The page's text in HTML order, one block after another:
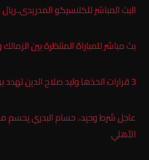
البث المباشر للكلاسيكو
بث مباشر للمباراة المنتظرة بين
3 قرارات اتخذها وليد صلاح الدين تهدد برحيله
عاجل شرط وحيد.. حسام البدري يحسم
الأهلي